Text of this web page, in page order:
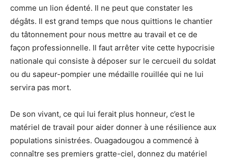
comme un lion édenté. Il ne peut que constater les
dégâts. Il est grand temps que nous quittions le chantier
du tâtonnement pour nous mettre au travail et ce de
façon professionnelle. Il faut arrêter vite cette hypocrisie
nationale qui consiste à déposer sur le cercueil du soldat
ou du sapeur-pompier une médaille rouillée qui ne lui
servira pas mort.
De son vivant, ce qui lui ferait plus honneur, c’est le
matériel de travail pour aider donner à une résilience aux
populations sinistrées. Ouagadougou a commencé à
connaître ses premiers gratte-ciel, donnez du matériel